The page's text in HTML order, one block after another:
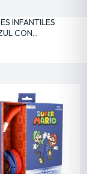
INFANTILES
CON…